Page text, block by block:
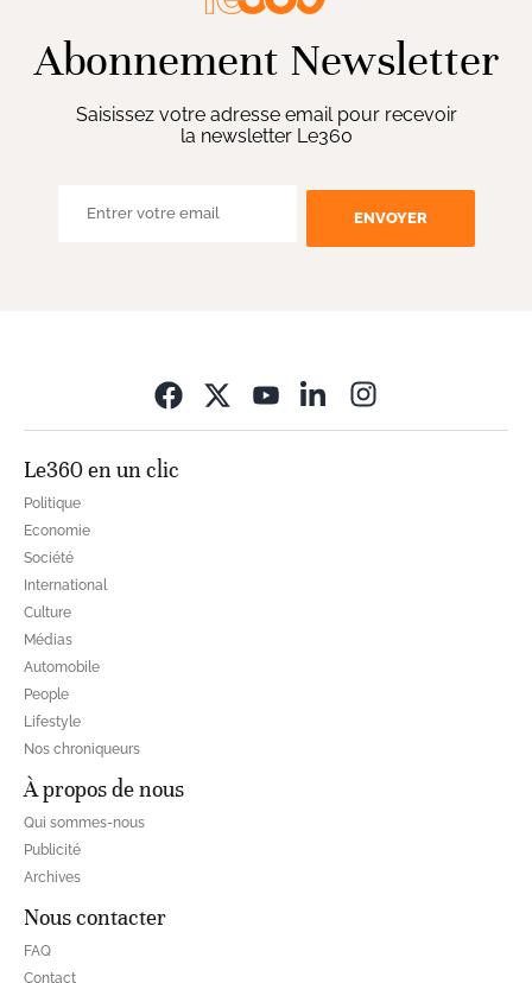
Abonnement Newsletter
Saisissez votre adresse email pour recevoir
la newsletter Le360
ENVOYER
Le360 en un clic
Politique
Economie
Société
International
Culture
Médias
Automobile
People
Lifestyle
Nos chroniqueurs
À propos de nous
Qui sommes-nous
Publicité
Archives
Nous contacter
FAQ
Contact